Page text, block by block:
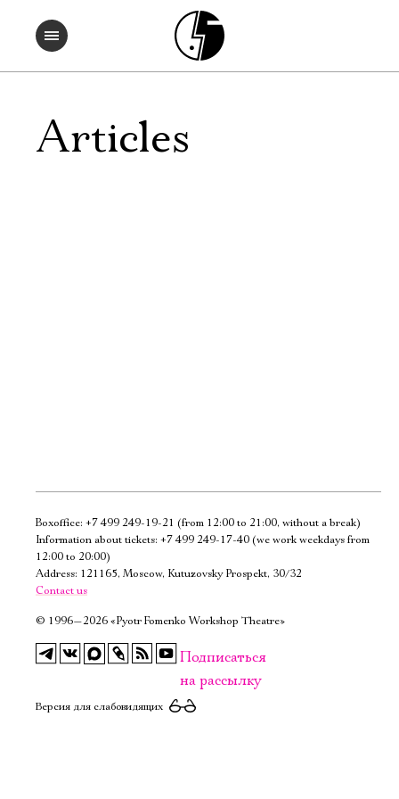
Articles
Boxoffice: +7 499 249-19-21 (from 12:00 to 21:00, without a break)
Information about tickets: +7 499 249-17-40 (we work weekdays from
12:00 to 20:00)
Address: 121165, Moscow, Kutuzovsky Prospekt, 30/32
Contact us
© 1996—2026 «Pyotr Fomenko Workshop Theatre»
Подписаться
на рассылку
Версия для слабовидящих
Электропочта
Ознакомиться